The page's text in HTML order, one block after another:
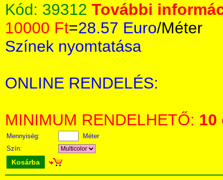
Kód: 39312 További
10000 Ft=28.57 Euro/Méter
Színek nyomtatása
ONLINE RENDELÉS:
MINIMUM RENDELHETŐ: 10
Mennyiség:
Méter
Szín:
Kosárba